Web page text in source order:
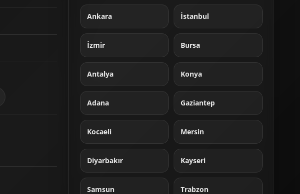
Ankara İstanbul
İzmir Bursa
Antalya Konya
Adana Gaziantep
Kocaeli Mersin
Diyarbakır Kayseri
Samsun Trabzon